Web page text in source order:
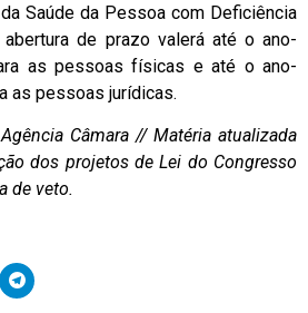
Saúde da Pessoa com Deficiência
abertura de prazo valerá até o ano-
as pessoas físicas e até o ano-
as pessoas jurídicas.
Câmara // Matéria atualizada
dos projetos de Lei do Congresso
de veto.
Clique
para